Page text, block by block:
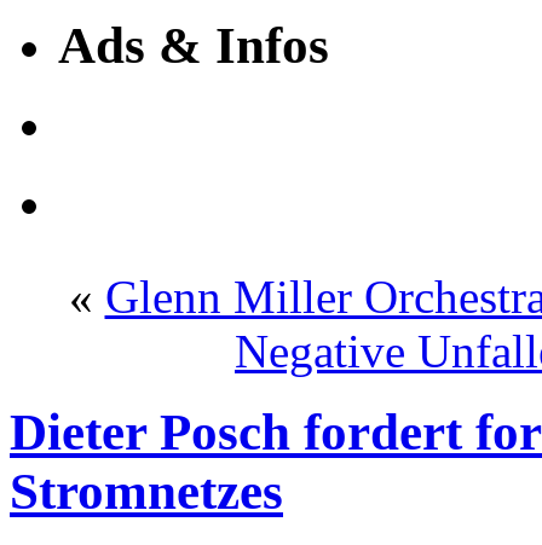
Ads & Infos
« Glenn Miller
Negative
Dieter Posch fordert
Stromnetzes